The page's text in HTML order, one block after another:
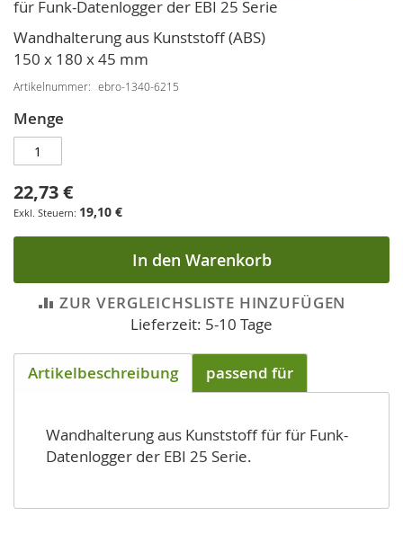
der
Bildgalerie
springen
für Funk-Datenlogger der EBI 25 Serie
Wandhalterung aus Kunststoff (ABS)
150 x 180 x 45 mm
Artikelnummer ebro-1340-6215
Menge
22,73 €
19,10 €
In den Warenkorb
ZUR VERGLEICHSLISTE HINZUFÜGEN
Lieferzeit: 5-10 Tage
Artikelbeschreibung passend für
Wandhalterung aus Kunststoff für für Funk-
Datenlogger der EBI 25 Serie.